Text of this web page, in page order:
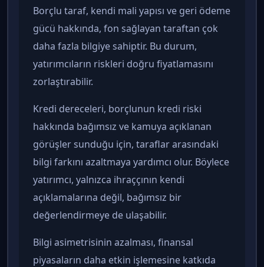
Borçlu taraf, kendi mali yapısı ve geri ödeme
gücü hakkında, fon sağlayan taraftan çok
daha fazla bilgiye sahiptir. Bu durum,
yatırımcıların riskleri doğru fiyatlamasını
zorlaştırabilir.
Kredi dereceleri, borçlunun kredi riski
hakkında bağımsız ve kamuya açıklanan
görüşler sunduğu için, taraflar arasındaki
bilgi farkını azaltmaya yardımcı olur. Böylece
yatırımcı, yalnızca ihraççının kendi
açıklamalarına değil, bağımsız bir
değerlendirmeye de ulaşabilir.
Bilgi asimetrisinin azalması, finansal
piyasaların daha etkin işlemesine katkıda